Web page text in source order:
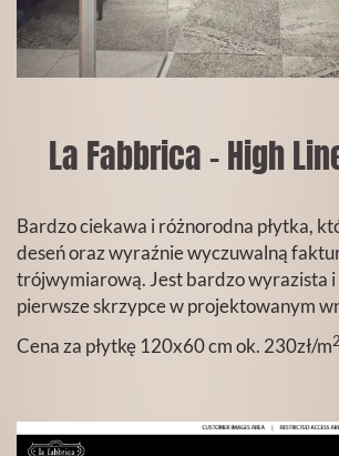
La Fabbrica - High
Bardzo ciekawa i różnorodna płytka,
deseń oraz wyraźnie wyczuwalną
trójwymiarową. Jest bardzo wyrazista i
pierwsze skrzypce w projektowanym
Cena za płytkę 120x60 cm ok. 230zł/m2